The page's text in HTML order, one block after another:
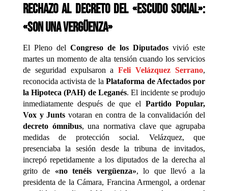
rechazo al decreto del «escudo social»:
«Son una vergüenza»
El Pleno del Congreso de los Diputados vivió este
martes un momento de alta tensión cuando los servicios
de seguridad expulsaron aFeli Velázquez Serrano,
reconocida activista de laPlataforma de Afectados por
la Hipoteca (PAH) de Leganés. El incidente se produjo
inmediatamente después de que el Partido Popular,
Vox y Junts votaran en contra de la convalidación del
decreto ómnibus, una normativa clave que agrupaba
medidas de protección social. Velázquez, que
presenciaba la sesión desde la tribuna de invitados,
increpó repetidamente a los diputados de la derecha al
grito de «no tenéis vergüenza», lo que llevó a la
presidenta de la Cámara, Francina Armengol, a ordenar